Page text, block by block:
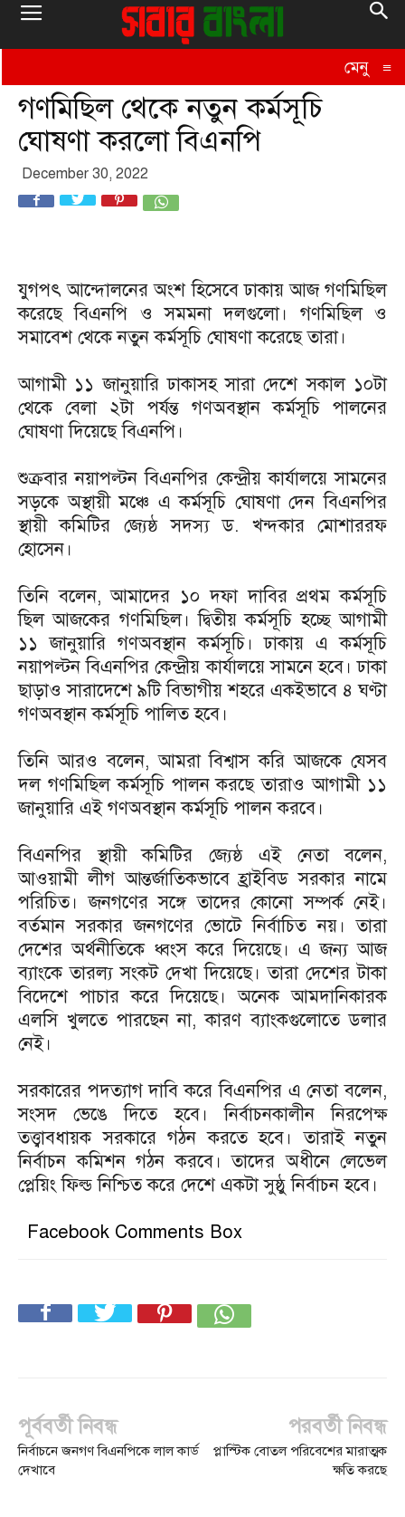
মেনু ≡
গণমিছিল থেকে নতুন কর্মসূচি
ঘোষণা করলো বিএনপি
December 30, 2022
যুগপৎ আন্দোলনের অংশ হিসেবে ঢাকায় আজ গণমিছিল
করেছে বিএনপি ও সমমনা দলগুলো। গণমিছিল ও
সমাবেশ থেকে নতুন কর্মসূচি ঘোষণা করেছে তারা।
আগামী ১১ জানুয়ারি ঢাকাসহ সারা দেশে সকাল ১০টা
থেকে বেলা ২টা পর্যন্ত গণঅবস্থান কর্মসূচি পালনের
ঘোষণা দিয়েছে বিএনপি।
শুক্রবার নয়াপল্টন বিএনপির কেন্দ্রীয় কার্যালয়ে সামনের
সড়কে অস্থায়ী মঞ্চে এ কর্মসূচি ঘোষণা দেন বিএনপির
স্থায়ী কমিটির জ্যেষ্ঠ সদস্য ড. খন্দকার মোশাররফ
হোসেন।
তিনি বলেন, আমাদের ১০ দফা দাবির প্রথম কর্মসূচি
ছিল আজকের গণমিছিল। দ্বিতীয় কর্মসূচি হচ্ছে আগামী
১১ জানুয়ারি গণঅবস্থান কর্মসূচি। ঢাকায় এ কর্মসূচি
নয়াপল্টন বিএনপির কেন্দ্রীয় কার্যালয়ে সামনে হবে। ঢাকা
ছাড়াও সারাদেশে ৯টি বিভাগীয় শহরে একইভাবে ৪ ঘণ্টা
গণঅবস্থান কর্মসূচি পালিত হবে।
তিনি আরও বলেন, আমরা বিশ্বাস করি আজকে যেসব
দল গণমিছিল কর্মসূচি পালন করছে তারাও আগামী ১১
জানুয়ারি এই গণঅবস্থান কর্মসূচি পালন করবে।
বিএনপির স্থায়ী কমিটির জ্যেষ্ঠ এই নেতা বলেন,
আওয়ামী লীগ আন্তর্জাতিকভাবে হ্রাইবিড সরকার নামে
পরিচিত। জনগণের সঙ্গে তাদের কোনো সম্পর্ক নেই।
বর্তমান সরকার জনগণের ভোটে নির্বাচিত নয়। তারা
দেশের অর্থনীতিকে ধ্বংস করে দিয়েছে। এ জন্য আজ
ব্যাংকে তারল্য সংকট দেখা দিয়েছে। তারা দেশের টাকা
বিদেশে পাচার করে দিয়েছে। অনেক আমদানিকারক
এলসি খুলতে পারছেন না, কারণ ব্যাংকগুলোতে ডলার
নেই।
সরকারের পদত্যাগ দাবি করে বিএনপির এ নেতা বলেন,
সংসদ ভেঙে দিতে হবে। নির্বাচনকালীন নিরপেক্ষ
তত্ত্বাবধায়ক সরকারে গঠন করতে হবে। তারাই নতুন
নির্বাচন কমিশন গঠন করবে। তাদের অধীনে লেভেল
প্লেয়িং ফিল্ড নিশ্চিত করে দেশে একটা সুষ্ঠু নির্বাচন হবে।
Facebook Comments Box
পূর্ববর্তী নিবন্ধ
নির্বাচনে জনগণ বিএনপিকে লাল কার্ড
দেখাবে
পরবর্তী নিবন্ধ
প্লাস্টিক বোতল পরিবেশের মারাত্মক
ক্ষতি করছে